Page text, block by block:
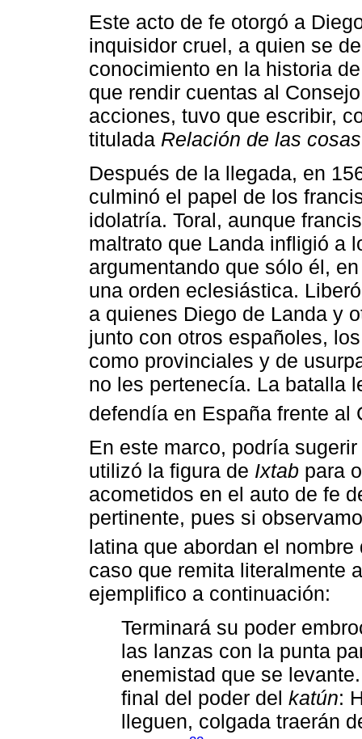
Este acto de fe otorgó a
inquisidor cruel, a quien se
conocimiento en la historia
que rendir cuentas al
acciones, tuvo que escribir,
titulada Relación de las
Después de la llegada, en
culminó el papel de los
idolatría. Toral, aunque
maltrato que Landa infligió a
argumentando que sólo él,
una orden eclesiástica.
a quienes Diego de Landa y
junto con otros españoles,
como provinciales y de
no les pertenecía. La batalla
defendía en España frente al
En este marco, podría
utilizó la figura de Ixtab para
acometidos en el auto de fe
pertinente, pues si
latina que abordan el
caso que remita literalmente
ejemplifico a continuación:
Terminará su poder
las lanzas con la punta
enemistad que se
final del poder del katún:
lleguen, colgada traerán